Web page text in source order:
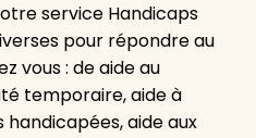
service Handicaps
pour répondre au
vous : de aide au
temporaire, aide à
aide aux